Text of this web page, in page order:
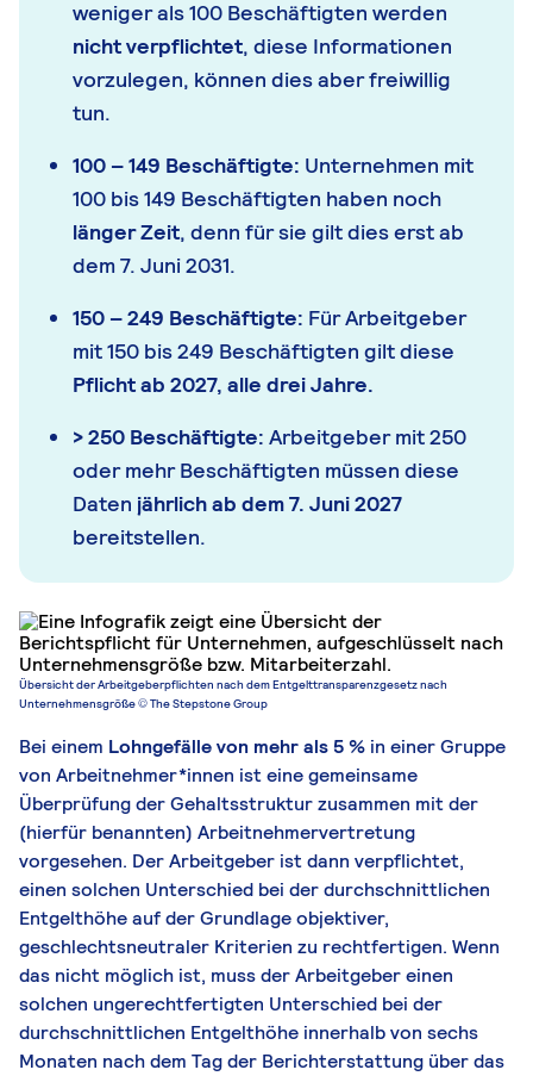
weniger als 100 Beschäftigten werden
nicht verpflichtet, diese Informationen
vorzulegen, können dies aber freiwillig
tun.
100 – 149 Beschäftigte: Unternehmen mit
100 bis 149 Beschäftigten haben noch
länger Zeit, denn für sie gilt dies erst ab
dem 7. Juni 2031.
150 – 249 Beschäftigte: Für Arbeitgeber
mit 150 bis 249 Beschäftigten gilt diese
Pflicht ab 2027, alle drei Jahre.
> 250 Beschäftigte: Arbeitgeber mit 250
oder mehr Beschäftigten müssen diese
Daten jährlich ab dem 7. Juni 2027
bereitstellen.
Übersicht der Arbeitgeberpflichten nach dem Entgelttransparenzgesetz nach
Unternehmensgröße © The Stepstone Group
Bei einem Lohngefälle von mehr als 5 % in einer Gruppe
von Arbeitnehmer*innen ist eine gemeinsame
Überprüfung der Gehaltsstruktur zusammen mit der
(hierfür benannten) Arbeitnehmervertretung
vorgesehen. Der Arbeitgeber ist dann verpflichtet,
einen solchen Unterschied bei der durchschnittlichen
Entgelthöhe auf der Grundlage objektiver,
geschlechtsneutraler Kriterien zu rechtfertigen. Wenn
das nicht möglich ist, muss der Arbeitgeber einen
solchen ungerechtfertigten Unterschied bei der
durchschnittlichen Entgelthöhe innerhalb von sechs
Monaten nach dem Tag der Berichterstattung über das